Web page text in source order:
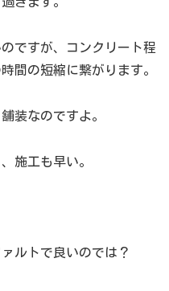
ですが、コンクリート程
間の短縮に繋がります。
装なのですよ。
施工も早い。
ルトで良いのでは？